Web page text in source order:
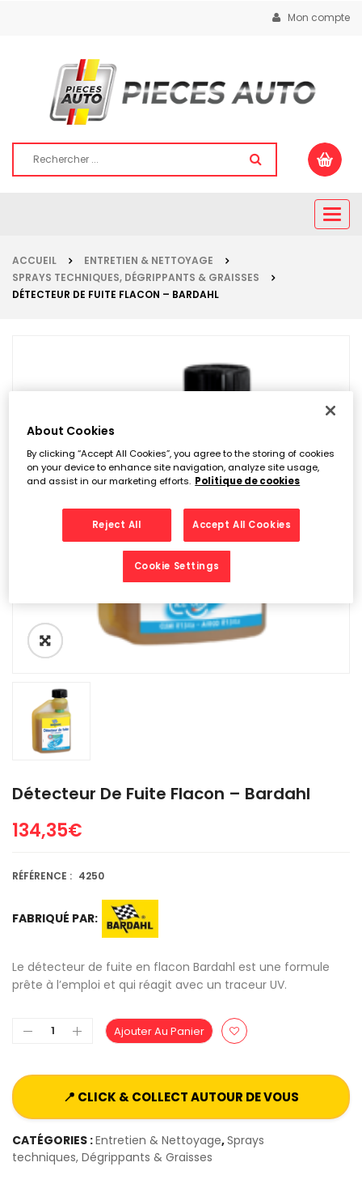
Mon compte
ACCUEIL
ENTRETIEN & NETTOYAGE
SPRAYS TECHNIQUES, DÉGRIPPANTS & GRAISSES
DÉTECTEUR DE FUITE FLACON – BARDAHL
Détecteur De Fuite Flacon – Bardahl
134,35€
RÉFÉRENCE : 4250
FABRIQUÉ PAR:
Le détecteur de fuite en flacon Bardahl est une formule
prête à l’emploi et qui réagit avec un traceur UV.
Ajouter Au Panier
📍 CLICK & COLLECT AUTOUR DE VOUS
CATÉGORIES :Entretien & Nettoyage,Sprays
techniques, Dégrippants & Graisses
About Cookies
By clicking “Accept All Cookies”, you agree to the storing of cookies
on your device to enhance site navigation, analyze site usage,
and assist in our marketing efforts. Politique de cookies
Reject All Accept All Cookies
Cookie Settings